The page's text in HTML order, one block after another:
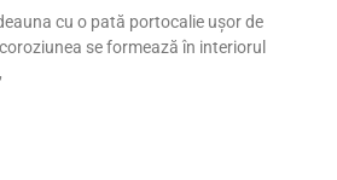
cu o pată portocalie ușor de
se formează în interiorul